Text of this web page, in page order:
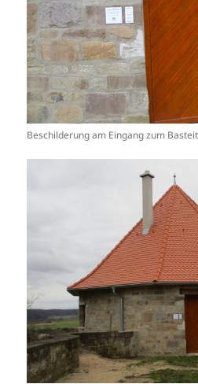
Beschilderung am Eingang zum